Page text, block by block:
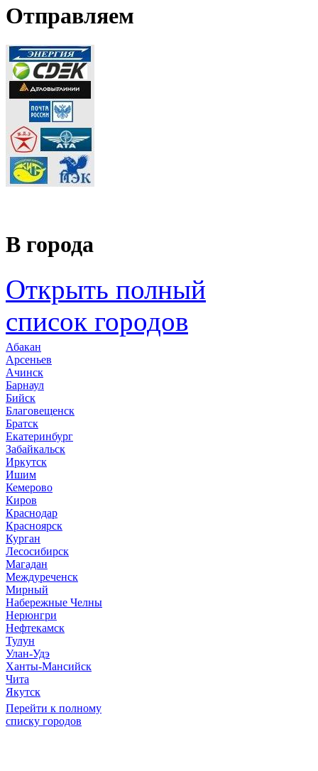
Отправляем
В города
Открыть полный
список городов
Абакан
Арсеньев
Ачинск
Барнаул
Бийск
Благовещенск
Братск
Екатеринбург
Забайкальск
Иркутск
Ишим
Кемерово
Киров
Краснодар
Красноярск
Курган
Лесосибирск
Магадан
Междуреченск
Мирный
Набережные Челны
Нерюнгри
Нефтекамск
Тулун
Улан-Удэ
Ханты-Мансийск
Чита
Якутск
Перейти к полному
списку городов